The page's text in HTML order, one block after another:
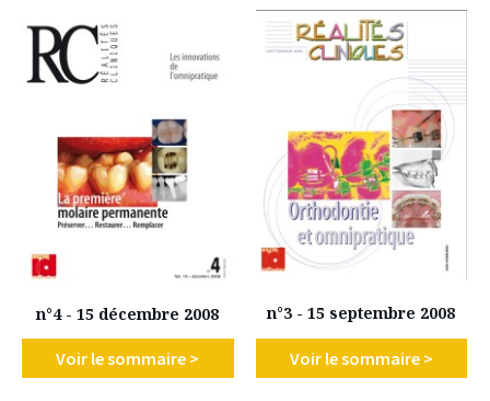
n°4 - 15 décembre 2008
Voir le sommaire >
n°3 - 15 septembre 2008
Voir le sommaire >